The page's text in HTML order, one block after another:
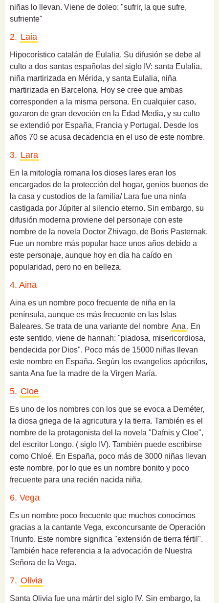
niñas lo llevan. Viene de doleo: "sufrir, la que sufre,
sufriente"
2. Laia
Hipocorístico catalán de Eulalia. Su difusión se debe al
culto a dos santas españolas del siglo IV: santa Eulalia,
niña martirizada en Mérida, y santa Eulalia, niña
martirizada en Barcelona. Hoy se cree que ambas
corresponden a la misma persona. En cualquier caso,
gozaron de gran devoción en la Edad Media, y su culto
se extendió por España, Francia y Portugal. Desde los
años 70 se acusa decadencia en el uso de este nombre.
3. Lara
En la mitología romana los dioses lares eran los
encargados de la protección del hogar, genios buenos de
la casa y custodios de la familia/ Lara fue una ninfa
castigada por Júpiter al silencio eterno. Sin embargo, su
difusión moderna proviene del personaje con este
nombre de la novela Doctor Zhivago, de Boris Pasternak.
Fue un nombre más popular hace unos años debido a
este personaje, aunque hoy en día ha caído en
popularidad, pero no en belleza.
4. Aina
Aina es un nombre poco frecuente de niña en la
península, aunque es más frecuente en las Islas
Baleares. Se trata de una variante del nombre Ana . En
este sentido, viene de hannah: "piadosa, misericordiosa,
bendecida por Dios". Poco más de 15000 niñas llevan
este nombre en España. Según los evangelios apócrifos,
santa Ana fue la madre de la Virgen María.
5. Cloe
Es uno de los nombres con los que se evoca a Deméter,
la diosa griega de la agricutura y la tierra. También es el
nombre de la protagonista del la novela "Dafnis y Cloe",
del escritor Longo. ( siglo IV). También puede escribirse
como Chloé. En España, poco más de 3000 niñas llevan
este nombre, por lo que es un nombre bonito y poco
frecuente para una recién nacida niña.
6. Vega
Es un nombre poco frecuente que muchos conocimos
gracias a la cantante Vega, exconcursante de Operación
Triunfo. Este nombre significa "extensión de tierra fértil".
También hace referencia a la advocación de Nuestra
Señora de la Vega.
7. Olivia
Santa Olivia fue una mártir del siglo IV. Sin embargo, la